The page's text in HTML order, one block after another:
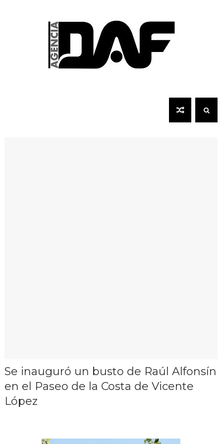
Se inauguró un busto de Raúl Alfonsín
en el Paseo de la Costa de Vicente
López